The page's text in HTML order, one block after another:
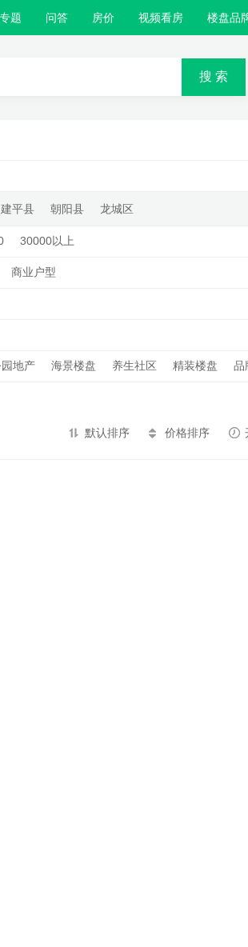
专题 问答 房价 视频看房 楼盘品
搜 索
建平县 朝阳县 龙城区
30000以上
商业户型
地产 海景楼盘 养生社区 精装楼盘 品
默认排序 价格排序